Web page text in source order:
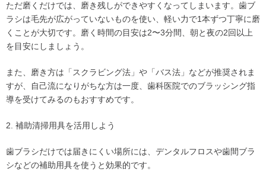
ただ磨くだけでは、磨き残しができやすくなってしまいます。歯ブ
ラシは毛先が広がっていないものを使い、軽い力で1本ずつ丁寧に磨
くことが大切です。磨く時間の目安は2〜3分間、朝と夜の2回以上
を目安にしましょう。
また、磨き方は「スクラビング法」や「バス法」などが推奨されま
すが、自己流になりがちな方は一度、歯科医院でのブラッシング指
導を受けてみるのもおすすめです。
2. 補助清掃用具を活用しよう
歯ブラシだけでは届きにくい場所には、デンタルフロスや歯間ブラ
シなどの補助用具を使うと効果的です。